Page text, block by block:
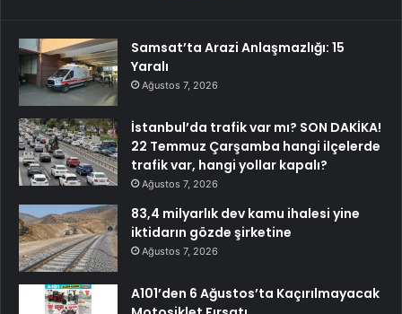
Samsat’ta Arazi Anlaşmazlığı: 15
Yaralı
Ağustos 7, 2026
İstanbul’da trafik var mı? SON DAKİKA!
22 Temmuz Çarşamba hangi ilçelerde
trafik var, hangi yollar kapalı?
Ağustos 7, 2026
83,4 milyarlık dev kamu ihalesi yine
iktidarın gözde şirketine
Ağustos 7, 2026
A101’den 6 Ağustos’ta Kaçırılmayacak